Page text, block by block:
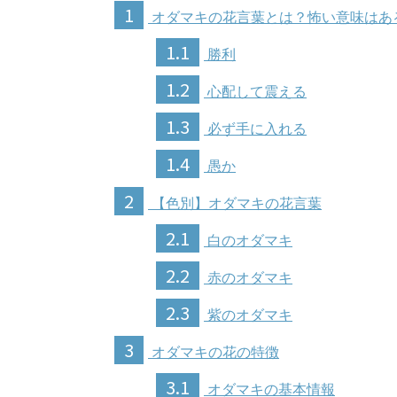
1 オダマキの花言葉とは？怖い意味はあ
1.1 勝利
1.2 心配して震える
1.3 必ず手に入れる
1.4 愚か
2 【色別】オダマキの花言葉
2.1 白のオダマキ
2.2 赤のオダマキ
2.3 紫のオダマキ
3 オダマキの花の特徴
3.1 オダマキの基本情報